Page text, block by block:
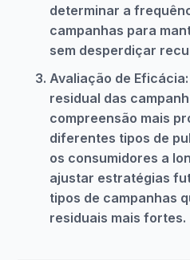
determinar a
campanhas para
sem desperdiçar
Avaliação de
residual das
compreensão mais
diferentes tipos de
os consumidores a
ajustar estratégias
tipos de campanhas
residuais mais fortes.